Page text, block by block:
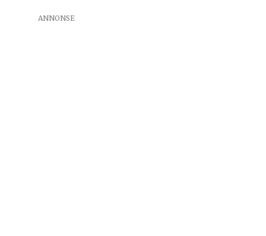
ANNONSE